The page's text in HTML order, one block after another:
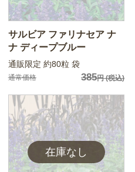
サルビア ファリナセア ナ
ナ ディープブルー
通販限定 約80粒 袋
通常価格 385円(税込)